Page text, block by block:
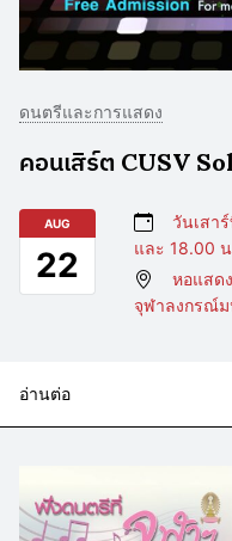
ดนตรีและการแสดง
คอนเสิร์ต CUSV
AUG
22
วันเสา
และ 18.00
หอแสด
จุฬาลงกรณ์ม
อ่านต่อ